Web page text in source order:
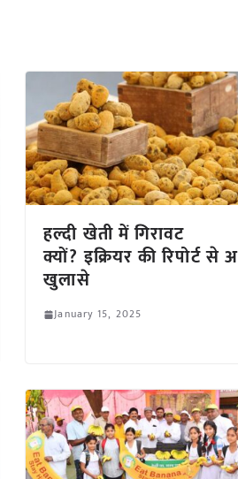
हल्दी खेती में गिरावट
क्यों? इक्रियर की रिपोर्ट से
खुलासे
January 15, 2025